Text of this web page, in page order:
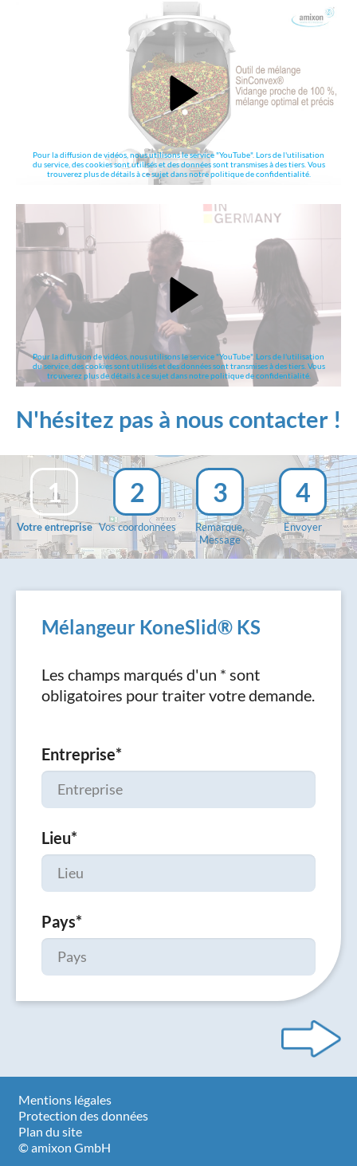
Pour la diffusion de vidéos, nous utilisons le service "YouTube". Lors de l'utilisation
du service, des cookies sont utilisés et des données sont transmises à des tiers. Vous
trouverez plus de détails à ce sujet dans notre politique de confidentialité.
Pour la diffusion de vidéos, nous utilisons le service "YouTube". Lors de l'utilisation
du service, des cookies sont utilisés et des données sont transmises à des tiers. Vous
trouverez plus de détails à ce sujet dans notre politique de confidentialité.
N'hésitez pas à nous contacter !
1
Votre entreprise
2
Vos coordonnées
3
Remarque,
Message
4
Envoyer
Mélangeur KoneSlid® KS
Les champs marqués d'un * sont
obligatoires pour traiter votre demande.
Entreprise*
Lieu*
Pays*
Mentions légales
Protection des données
Plan du site
© amixon GmbH